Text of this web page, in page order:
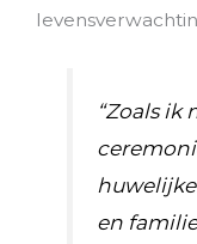
“Zoals ik
en